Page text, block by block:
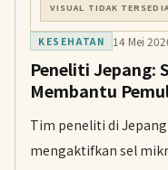
VISUAL TIDAK
KESEHATAN 14 Mei
Peneliti Jepang:
Membantu
Tim peneliti di
mengaktifkan sel